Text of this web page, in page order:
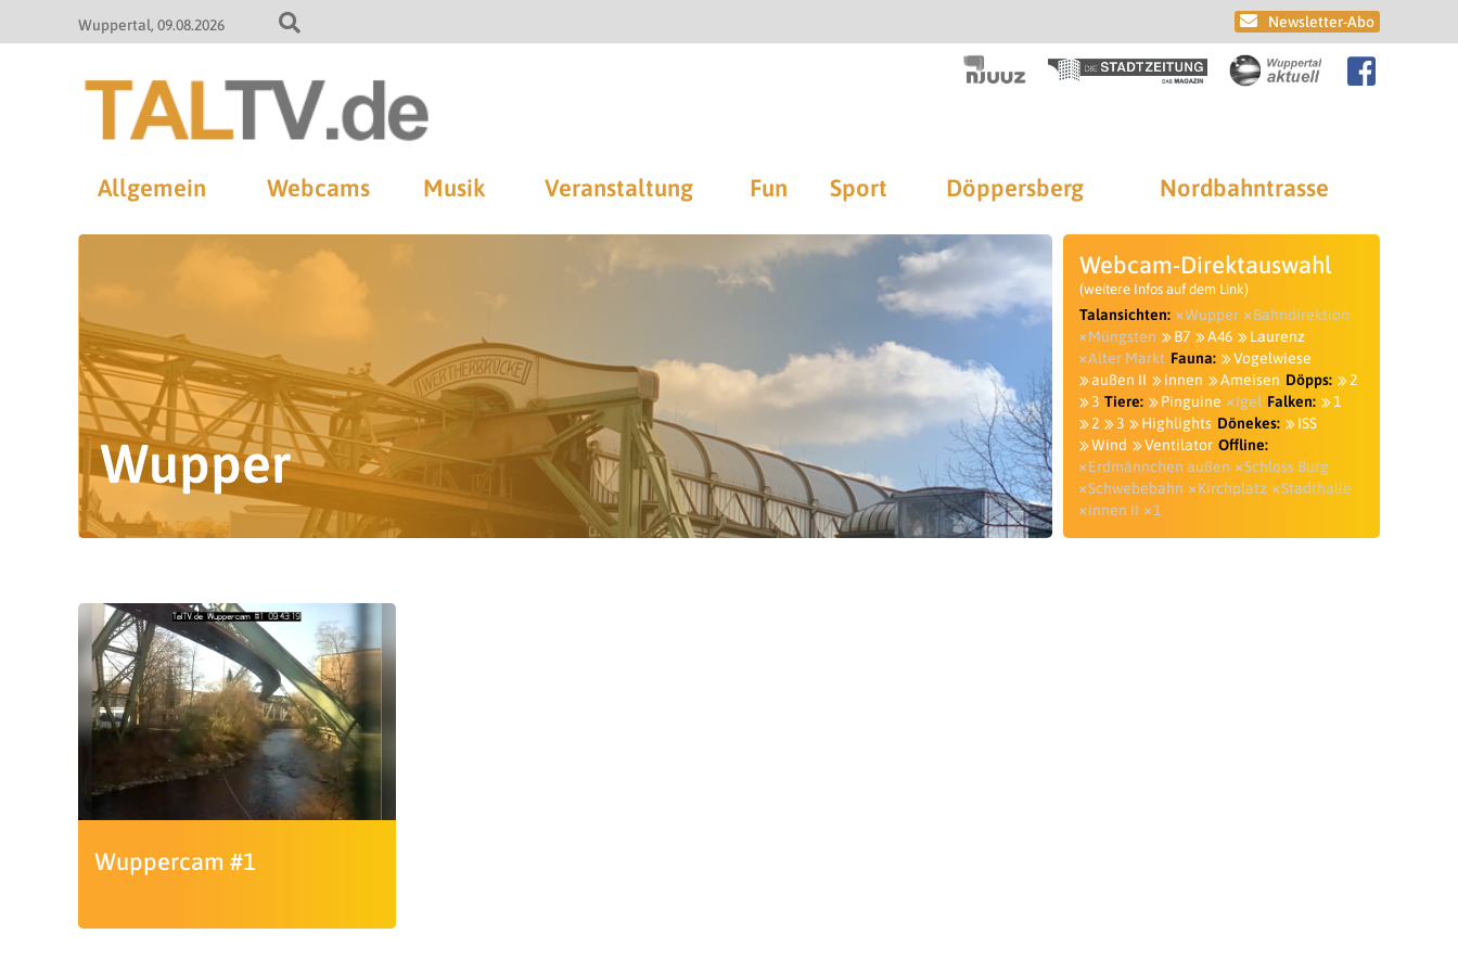
Wuppertal 09.08.2026 Newsletter-Abo
Allgemein Webcams Musik Veranstaltung Fun Sport Döppersberg Nordbahntrasse
Wupper
Webcam-Direktauswahl
(weitere Infos auf dem Link)
Talansichten: Wupper
Bahndirektion
Müngsten
B7 A46
Laurenz
Alter Markt Fauna:
Vogelwiese
außen II
innen Ameisen Döpps:
2
3 Tiere: Pinguine Igel Falken:
1
2
3 Highlights Dönekes:
ISS
Wind
Ventilator Offline:
Erdmännchen außen
Schloss Burg
Schwebebahn
Kirchplatz
Stadthalle
innen II
1
Wuppercam #1